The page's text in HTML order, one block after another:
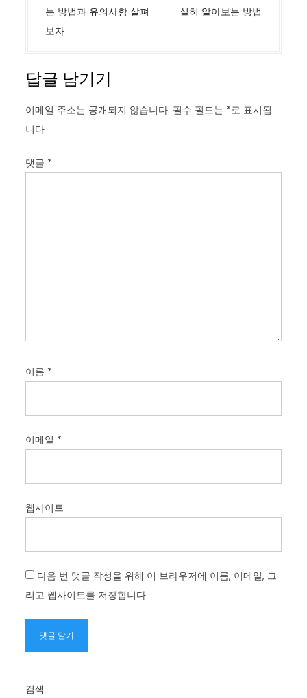
색
는 방법과 유의사항 살펴
보자
실히 알아보는 방법
답글 남기기
이메일 주소는 공개되지 않습니다. 필수 필드는 *로 표시됩
니다
댓글 *
이름 *
이메일 *
웹사이트
다음 번 댓글 작성을 위해 이 브라우저에 이름, 이메일, 그
리고 웹사이트를 저장합니다.
검색